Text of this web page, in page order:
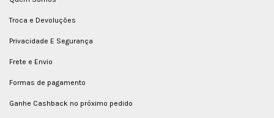
Troca e Devoluções
Privacidade E Segurança
Frete e Envio
Formas de pagamento
Ganhe Cashback no próximo pedido